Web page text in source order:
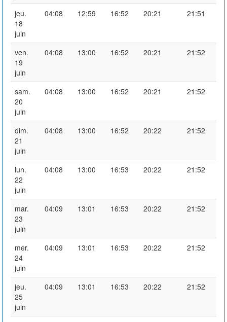
jeu.
18
juin
04:08 12:59 16:52 20:21 21:51
ven.
19
juin
04:08 13:00 16:52 20:21 21:52
sam.
20
juin
04:08 13:00 16:52 20:21 21:52
dim.
21
juin
04:08 13:00 16:52 20:22 21:52
lun.
22
juin
04:08 13:00 16:53 20:22 21:52
mar.
23
juin
04:09 13:01 16:53 20:22 21:52
mer.
24
juin
04:09 13:01 16:53 20:22 21:52
jeu.
25
juin
04:09 13:01 16:53 20:22 21:52